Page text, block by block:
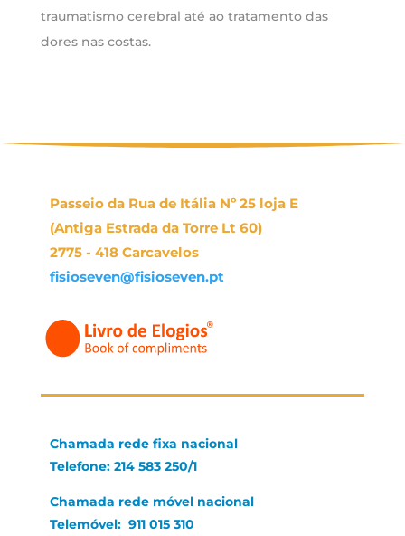
traumatismo cerebral até ao tratamento das
dores nas costas.
Passeio da Rua de Itália Nº 25 loja E
(Antiga Estrada da Torre Lt 60)
2775 - 418 Carcavelos
fisioseven@fisioseven.pt
Chamada rede fixa nacional
Telefone: 214 583 250/1
Chamada rede móvel nacional
Telemóvel: 911 015 310